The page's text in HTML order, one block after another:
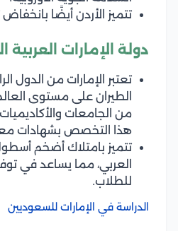
تتميز الأردن أيضًا بانخفاض
دولة الإمارات العربية
تعتبر الإمارات من الدول
الطيران على مستوى
من الجامعات
هذا التخصص بشهادات
تتميز بامتلاك أضخم
العربي، مما يساعد في
للطلاب.
الدراسة في الإمارات للسعوديين